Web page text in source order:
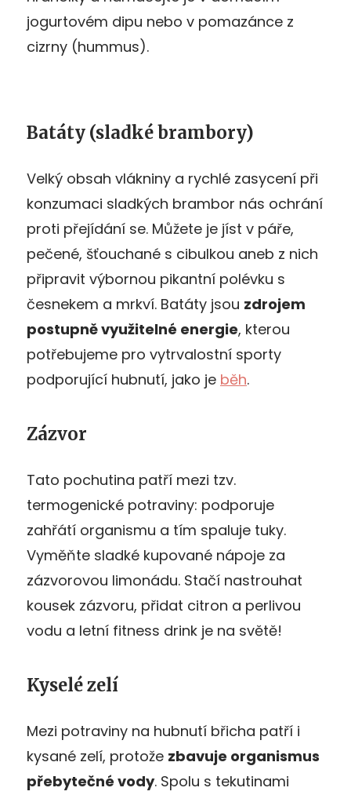
jogurtovém dipu nebo v pomazánce z
cizrny (hummus).
Batáty (sladké brambory)
Velký obsah vlákniny a rychlé zasycení při
konzumaci sladkých brambor nás ochrání
proti přejídání se. Můžete je jíst v páře,
pečené, šťouchané s cibulkou aneb z nich
připravit výbornou pikantní polévku s
česnekem a mrkví. Batáty jsou zdrojem
postupně využitelné energie, kterou
potřebujeme pro vytrvalostní sporty
podporující hubnutí, jako je běh.
Zázvor
Tato pochutina patří mezi tzv.
termogenické potraviny: podporuje
zahřátí organismu a tím spaluje tuky.
Vyměňte sladké kupované nápoje za
zázvorovou limonádu. Stačí nastrouhat
kousek zázvoru, přidat citron a perlivou
vodu a letní fitness drink je na světě!
Kyselé zelí
Mezi potraviny na hubnutí břicha patří i
kysané zelí, protože zbavuje organismus
přebytečné vody. Spolu s tekutinami